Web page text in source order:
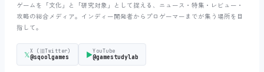
ゲームを「文化」と「研究対象」として捉える、ニュース・特集・レビュー・
攻略の総合メディア。インディー開発者からプロゲーマーまでが集う場所を目
指して。
𝕏X (旧Twitter)
@sqoolgames ▶YouTube
@gamestudylab